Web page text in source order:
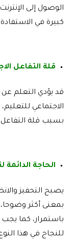
الوصول إلى
كبيرة في
قلة التفاعل
قد يؤدي التعلم
الاجتماعي
بسبب قلة
الحاجة الدائمة
يصبح التحفيز
بمعنى أكثر
باستمرار، كما
للنجاح في هذا